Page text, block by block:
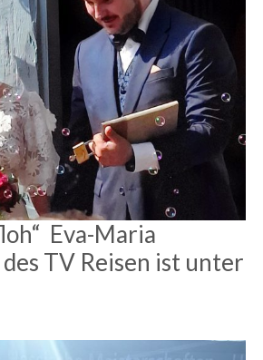
Eva-Maria
TV Reisen ist unter